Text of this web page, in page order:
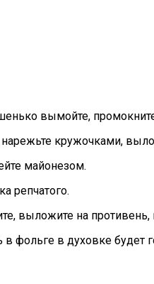
вымойте,
нарежьте кружочками,
майонезом.
репчатого.
выложите на противень,
фольге в духовке будет